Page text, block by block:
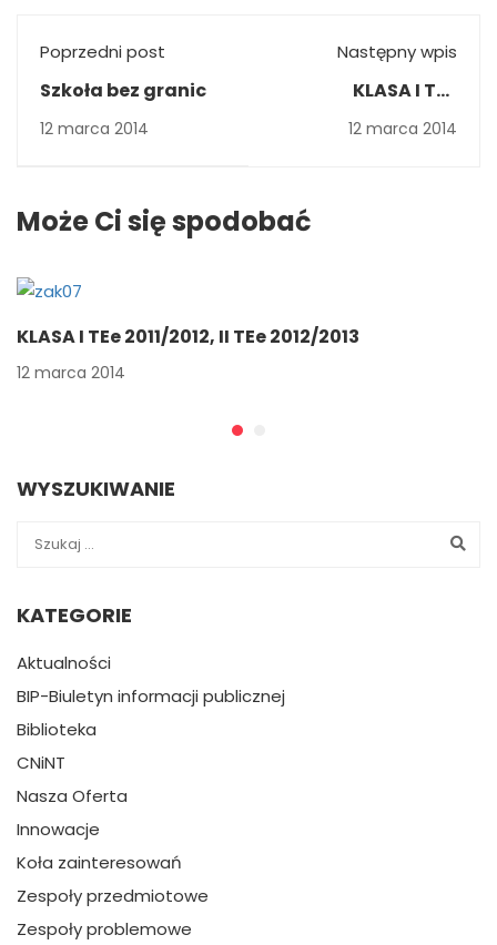
Poprzedni post
Szkoła bez granic
12 marca 2014
Następny wpis
KLASA I TEe
2011/2012, II TEe
12 marca 2014
Może Ci się spodobać
KLASA I TEe 2011/2012, II TEe 2012/2013
12 marca 2014
WYSZUKIWANIE
KATEGORIE
Aktualności
BIP-Biuletyn informacji publicznej
Biblioteka
CNiNT
Nasza Oferta
Innowacje
Koła zainteresowań
Zespoły przedmiotowe
Zespoły problemowe